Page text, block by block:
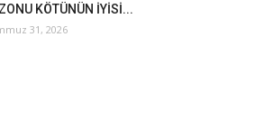
KÖTÜNÜN İYİSİ...
31, 2026